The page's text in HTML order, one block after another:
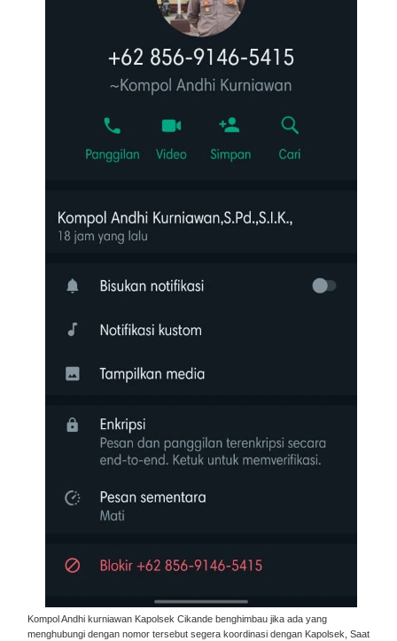
Kompol Andhi kurniawan Kapolsek Cikande benghimbau jika ada yang
menghubungi dengan nomor tersebut segera koordinasi dengan Kapolsek, Saat